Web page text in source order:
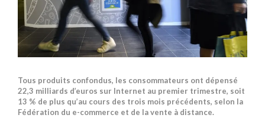
Tous produits confondus, les consommateurs ont dépensé
22,3 milliards d’euros sur Internet au premier trimestre, soit
13 % de plus qu’au cours des trois mois précédents, selon la
Fédération du e-commerce et de la vente à distance.